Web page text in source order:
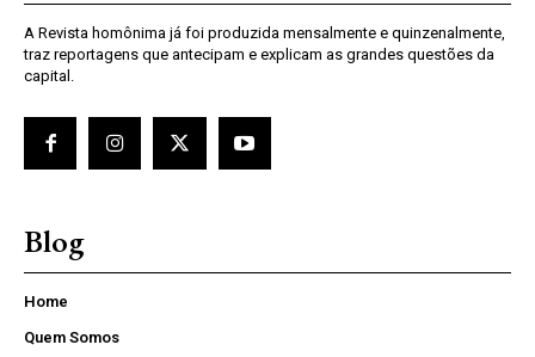
A Revista homônima já foi produzida mensalmente e quinzenalmente,
traz reportagens que antecipam e explicam as grandes questões da
capital.
Blog
Home
Quem Somos